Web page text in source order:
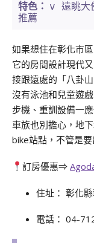
特色： v 遠眺大
推薦
如果想住在彰化市
它的房間設計現代
接跟遠處的「八卦
沒有泳池和兒童遊
步機、重訓設備一
車族也別擔心，地
bike站點，不管是
訂房優惠⇒
住址： 彰化
電話： 04-